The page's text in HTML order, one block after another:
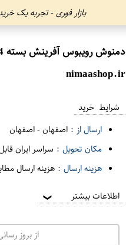
بازار فوری - تجربه یک
دمنوش رویبوس آفرینش بسته 14عددی
nimaashop.ir
شرایط خرید
ارسال از : اصفهان-اصفهان
مکان تحویل : سراسر ایران
هزینه ارسال : هزینه ارسال
اطلاعات بیشتر ❯
از بروز